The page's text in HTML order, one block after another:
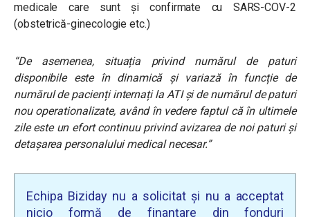
medicale care sunt și confirmate cu SARS-COV-2
(obstetrică-ginecologie etc.)
“De asemenea, situația privind numărul de paturi
disponibile este în dinamică și variază în funcție de
numărul de pacienți internați la ATI și de numărul de paturi
nou operationalizate, având în vedere faptul că în ultimele
zile este un efort continuu privind avizarea de noi paturi și
detașarea personalului medical necesar.”
Echipa Biziday nu a solicitat și nu a acceptat
nicio formă de finanțare din fonduri